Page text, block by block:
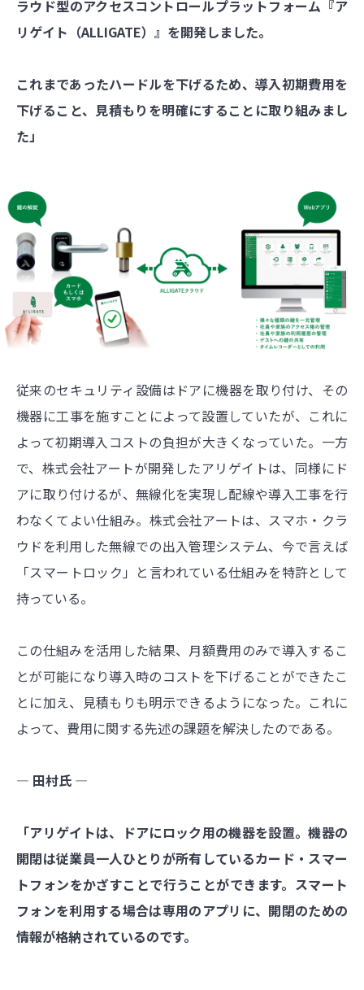
ラウド型のアクセスコントロールプラットフォーム『ア
リゲイト（ALLIGATE）』を開発しました。
これまであったハードルを下げるため、導入初期費用を
下げること、見積もりを明確にすることに取り組みまし
た」
従来のセキュリティ設備はドアに機器を取り付け、その
機器に工事を施すことによって設置していたが、これに
よって初期導入コストの負担が大きくなっていた。一方
で、株式会社アートが開発したアリゲイトは、同様にド
アに取り付けるが、無線化を実現し配線や導入工事を行
わなくてよい仕組み。株式会社アートは、スマホ・クラ
ウドを利用した無線での出入管理システム、今で言えば
「スマートロック」と言われている仕組みを特許として
持っている。
この仕組みを活用した結果、月額費用のみで導入するこ
とが可能になり導入時のコストを下げることができたこ
とに加え、見積もりも明示できるようになった。これに
よって、費用に関する先述の課題を解決したのである。
― 田村氏 ―
「アリゲイトは、ドアにロック用の機器を設置。機器の
開閉は従業員一人ひとりが所有しているカード・スマー
トフォンをかざすことで行うことができます。スマート
フォンを利用する場合は専用のアプリに、開閉のための
情報が格納されているのです。